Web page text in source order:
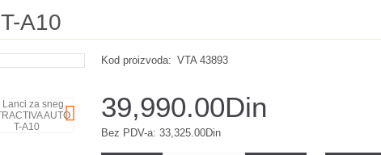
A10
Kod proizvoda: VTA 43893
39,990.00Din
Bez PDV-a: 33,325.00Din